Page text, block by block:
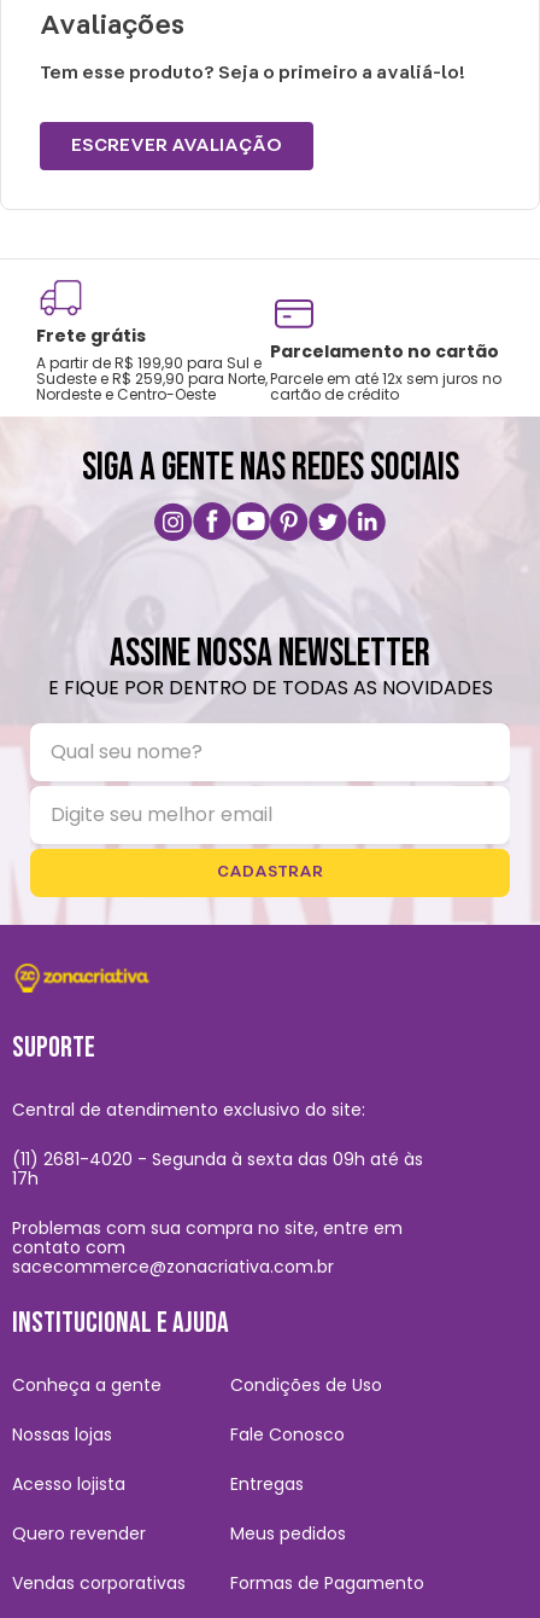
Limpar com pano úmido.
Não passar.
Avaliações
Tem esse produto? Seja o primeiro a avaliá-lo!
ESCREVER AVALIAÇÃO
Frete grátis
A partir de R$ 199,90 para Sul e
Sudeste e R$ 259,90 para Norte,
Nordeste e Centro-Oeste
Parcelamento no cartão
Parcele em até 12x sem juros no
cartão de crédito
SIGA A GENTE NAS REDES SOCIAIS
ASSINE NOSSA NEWSLETTER
E FIQUE POR DENTRO DE TODAS AS NOVIDADES
CADASTRAR
SUPORTE
Central de atendimento exclusivo do site:
(11) 2681-4020 - Segunda à sexta das 09h até às
17h
Problemas com sua compra no site, entre em
contato com
sacecommerce@zonacriativa.com.br
INSTITUCIONAL E AJUDA
Conheça a gente
Nossas lojas
Acesso lojista
Quero revender
Vendas corporativas
Condições de Uso
Fale Conosco
Entregas
Meus pedidos
Formas de Pagamento